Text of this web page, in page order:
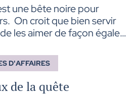
une bête noire pour
On croit que bien servir
les aimer de façon égale
est très émotionnelle et
et surtout, moins
l’être davantage.
D'AFFAIRES
de la quête